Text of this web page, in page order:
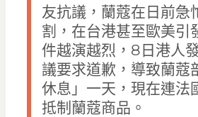
友抗議，蘭蔻在日前急
割，在台港甚至歐美引
件越演越烈，8日港人
議要求道歉，導致蘭蔻
休息」一天，現在連法
抵制蘭蔻商品。